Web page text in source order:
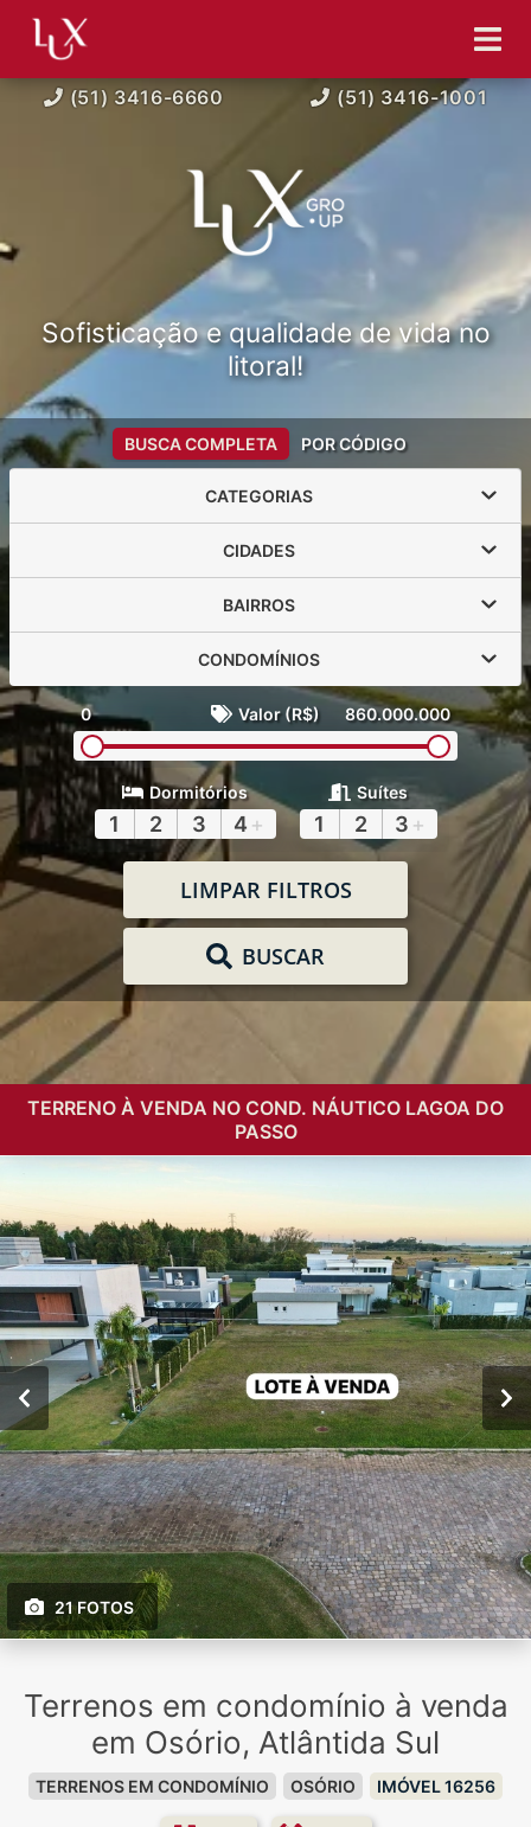
(51) 3416-6660 (51) 3416-1001
Sofisticação e qualidade de vida no
litoral!
BUSCA COMPLETA POR CÓDIGO
CATEGORIAS
CIDADES
BAIRROS
CONDOMÍNIOS
0 Valor (R$) 860.000.000
Dormitórios
1 2 3 4 +
Suítes
1 2 3 +
LIMPAR FILTROS
BUSCAR
TERRENO À VENDA NO COND. NÁUTICO LAGOA DO
PASSO
21 FOTOS
Terrenos em condomínio à venda
em Osório, Atlântida Sul
TERRENOS EM CONDOMÍNIO OSÓRIO IMÓVEL 16256